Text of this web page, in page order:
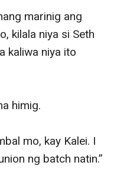
marinig ang
kilala niya si Seth
kaliwa niya ito
himig.
mo, kay Kalei. I
ng batch natin.”